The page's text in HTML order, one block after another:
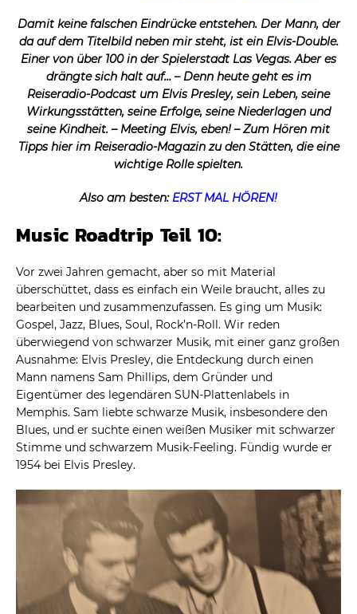
Damit keine falschen Eindrücke entstehen. Der Mann, der
da auf dem Titelbild neben mir steht, ist ein Elvis-Double.
Einer von über 100 in der Spielerstadt Las Vegas. Aber es
drängte sich halt auf… – Denn heute geht es im
Reiseradio-Podcast um Elvis Presley, sein Leben, seine
Wirkungsstätten, seine Erfolge, seine Niederlagen und
seine Kindheit. – Meeting Elvis, eben! – Zum Hören mit
Tipps hier im Reiseradio-Magazin zu den Stätten, die eine
wichtige Rolle spielten.
Also am besten: ERST MAL HÖREN!
Music Roadtrip Teil 10:
Vor zwei Jahren gemacht, aber so mit Material
überschüttet, dass es einfach ein Weile braucht, alles zu
bearbeiten und zusammenzufassen. Es ging um Musik:
Gospel, Jazz, Blues, Soul, Rock’n-Roll. Wir reden
überwiegend von schwarzer Musik, mit einer ganz großen
Ausnahme: Elvis Presley, die Entdeckung durch einen
Mann namens Sam Phillips, dem Gründer und
Eigentümer des legendären SUN-Plattenlabels in
Memphis. Sam liebte schwarze Musik, insbesondere den
Blues, und er suchte einen weißen Musiker mit schwarzer
Stimme und schwarzem Musik-Feeling. Fündig wurde er
1954 bei Elvis Presley.